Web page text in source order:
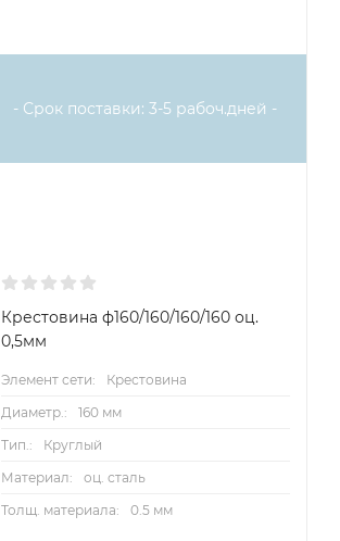
- Срок поставки: 3-5 рабоч.дней -
Крестовина ф160/160/160/160 оц.
0,5мм
Элемент сети:
Крестовина
Диаметр.:
160 мм
Тип.:
Круглый
Материал:
оц. сталь
Толщ. материала:
0.5 мм